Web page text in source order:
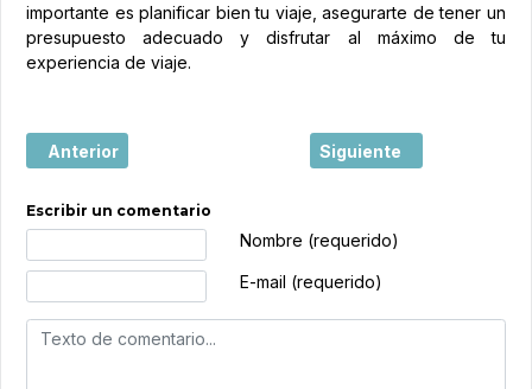
importante es planificar bien tu viaje, asegurarte de tener un
presupuesto adecuado y disfrutar al máximo de tu
experiencia de viaje.
Artículo anterior: Los cinco destinos para disfrutar del
Anterior Artículo siguiente: Las
Siguiente
Escribir un comentario
Nombre (requerido)
E-mail (requerido)